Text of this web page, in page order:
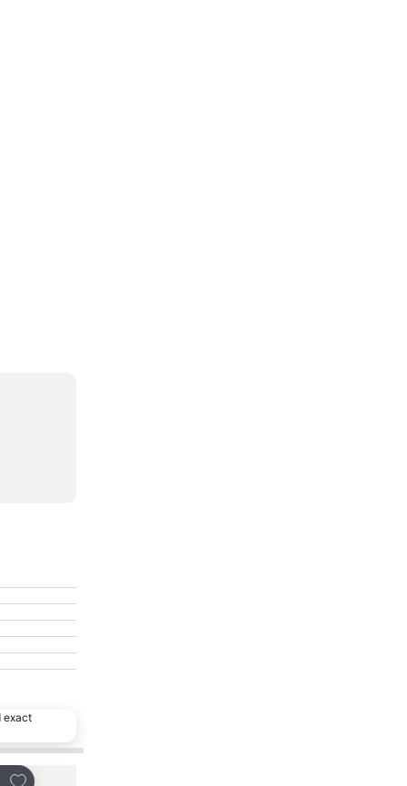
exact
Toevoegen aan favorieten